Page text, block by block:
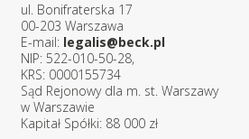
ul. Bonifraterska 17
00-203 Warszawa
E-mail: legalis@beck.pl
NIP: 522-010-50-28,
KRS: 0000155734
Sąd Rejonowy dla m. st. Warszawy
w Warszawie
Kapitał Spółki: 88 000 zł